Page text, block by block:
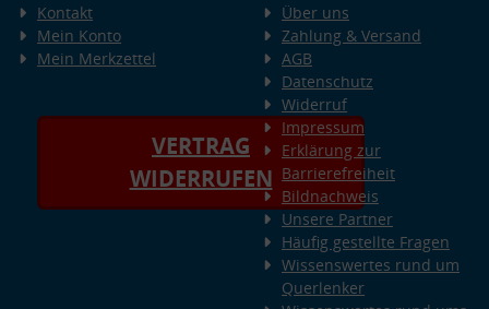
Kontakt
Mein Konto
Mein Merkzettel
VERTRAG
WIDERRUFEN
Über uns
Zahlung & Versand
AGB
Datenschutz
Widerruf
Impressum
Erklärung zur
Barrierefreiheit
Bildnachweis
Unsere Partner
Häufig gestellte Fragen
Wissenswertes rund um
Querlenker